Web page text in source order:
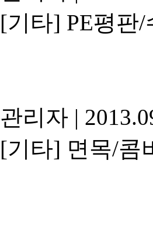
[기타] PE평판/
관리자 |
[기타] 면목/콤